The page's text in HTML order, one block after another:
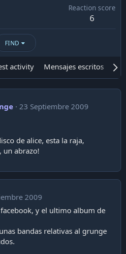
Reaction score
6
FIND
activity Mensajes escritos
23 Septiembre 2009
de alice, esta la raja,
un abrazo!
2009
y el ultimo album de
bandas relativas al grunge